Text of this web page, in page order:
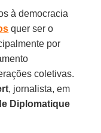
à democracia
quer ser o
por
coletivas.
, jornalista, em
Diplomatique